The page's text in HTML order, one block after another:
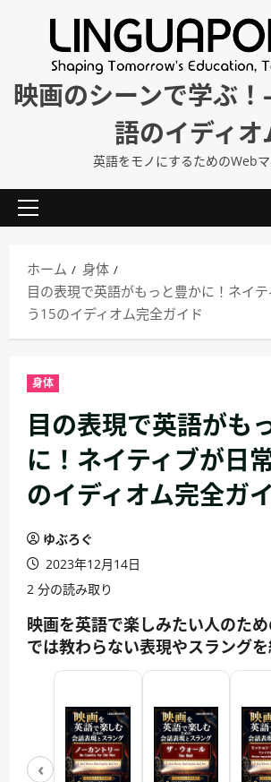
映画のシーンで学ぶ
語のイディオ
英語をモノにするためのWeb
メ
ン
メ
ニ
ホーム
身体
目の表現で英語がもっと豊かに！ネイ
う15のイディオム完全ガイド
身体
目の表現で英語がも
に！ネイティブが日
のイディオム完全ガ
ゆぶろぐ
2023年12月14日
2 分の読み取り
映画を英語で楽しみたい人のた
では教わらない表現やスラングを
‹